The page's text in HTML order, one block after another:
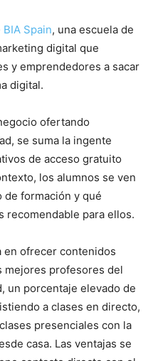
BIA Spain, una escuela de
digital que
y emprendedores a sacar
digital.
ofertando
se suma la ingente
de acceso gratuito
los alumnos se ven
formación y qué
recomendable para ellos.
en ofrecer contenidos
mejores profesores del
un porcentaje elevado de
a clases en directo,
presenciales con la
casa. Las ventajas se